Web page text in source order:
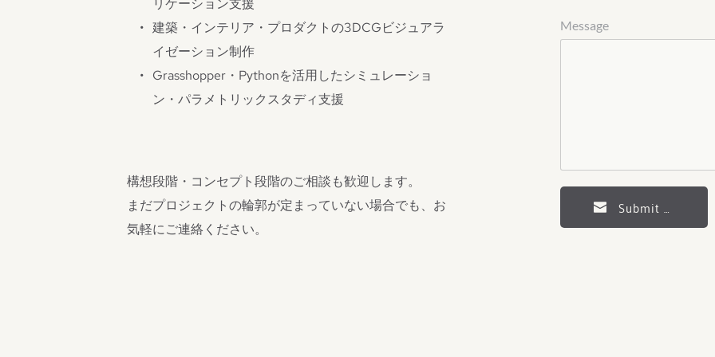
リケーション支援
建築・インテリア・プロダクトの3DCGビジュアラ
イゼーション制作
Grasshopper・Pythonを活用したシミュレーショ
ン・パラメトリックスタディ支援
構想段階・コンセプト段階のご相談も歓迎します。
まだプロジェクトの輪郭が定まっていない場合でも、お
気軽にご連絡ください。
Message
Submit Message